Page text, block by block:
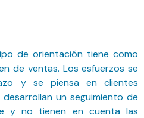
de orientación tiene como
de ventas. Los esfuerzos se
y se piensa en clientes
un seguimiento de
y no tienen en cuenta las